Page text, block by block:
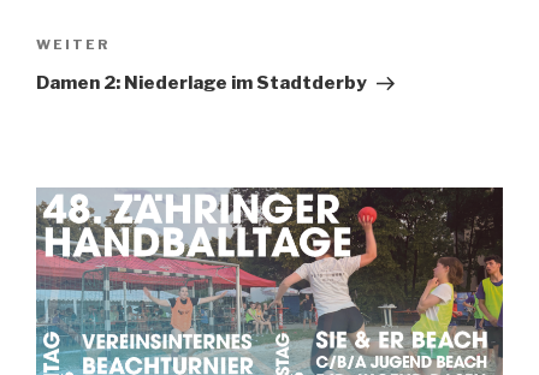
WEITER
Damen 2: Niederlage im Stadtderby